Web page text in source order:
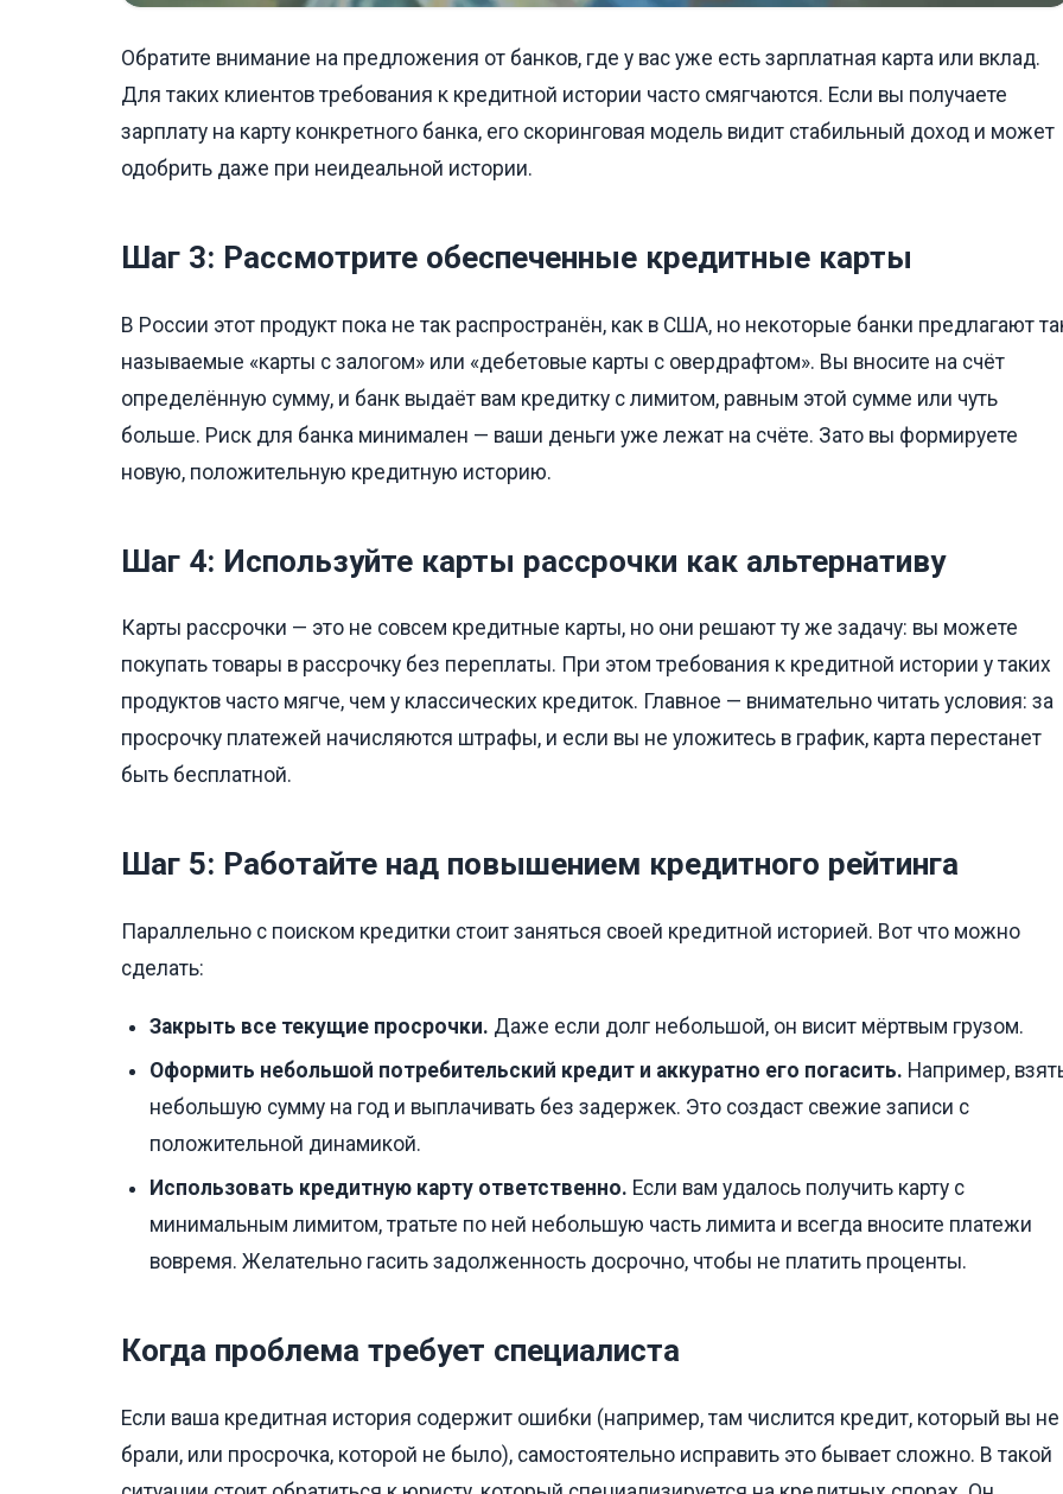
Обратите внимание на предложения от банков, где у вас уже есть зарплатная карта или вклад.
Для таких клиентов требования к кредитной истории часто смягчаются. Если вы получаете
зарплату на карту конкретного банка, его скоринговая модель видит стабильный доход и может
одобрить даже при неидеальной истории.
Шаг 3: Рассмотрите обеспеченные кредитные карты
В России этот продукт пока не так распространён, как в США, но некоторые банки предлагают
называемые «карты с залогом» или «дебетовые карты с овердрафтом». Вы вносите на счёт
определённую сумму, и банк выдаёт вам кредитку с лимитом, равным этой сумме или чуть
больше. Риск для банка минимален — ваши деньги уже лежат на счёте. Зато вы формируете
новую, положительную кредитную историю.
Шаг 4: Используйте карты рассрочки как альтернативу
Карты рассрочки — это не совсем кредитные карты, но они решают ту же задачу: вы можете
покупать товары в рассрочку без переплаты. При этом требования к кредитной истории у таких
продуктов часто мягче, чем у классических кредиток. Главное — внимательно читать условия: за
просрочку платежей начисляются штрафы, и если вы не уложитесь в график, карта перестанет
быть бесплатной.
Шаг 5: Работайте над повышением кредитного рейтинга
Параллельно с поиском кредитки стоит заняться своей кредитной историей. Вот что можно
сделать:
Закрыть все текущие просрочки. Даже если долг небольшой, он висит мёртвым грузом.
Оформить небольшой потребительский кредит и аккуратно его погасить. Например,
небольшую сумму на год и выплачивать без задержек. Это создаст свежие записи с
положительной динамикой.
Использовать кредитную карту ответственно. Если вам удалось получить карту с
минимальным лимитом, тратьте по ней небольшую часть лимита и всегда вносите платежи
вовремя. Желательно гасить задолженность досрочно, чтобы не платить проценты.
Когда проблема требует специалиста
Если ваша кредитная история содержит ошибки (например, там числится кредит, который вы не
брали, или просрочка, которой не было), самостоятельно исправить это бывает сложно. В такой